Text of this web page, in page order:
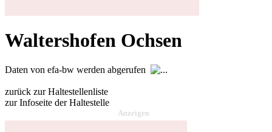
Waltershofen Ochsen
Daten von efa-bw werden abgerufen
zurück zur Haltestellenliste
zur Infoseite der Haltestelle
Anzeigen